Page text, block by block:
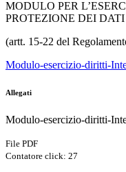
MODULO PER
PROTEZIONE DEI
(artt. 15-22 del
Modulo-esercizio-diritti-
Allegati
Modulo-esercizio-diritti-
File PDF
Contatore click: 27